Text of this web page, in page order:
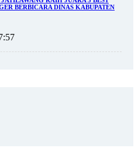
BERBICARA DINAS KABUPATEN